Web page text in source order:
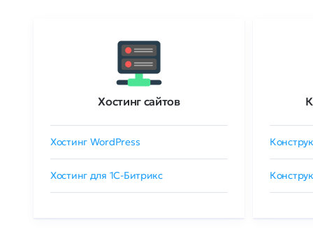
Хостинг сайтов
Хостинг WordPress
Хостинг для 1C-Битрикс